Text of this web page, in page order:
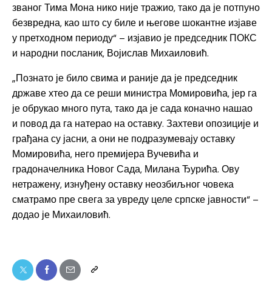
званог Тима Мона нико није тражио, тако да је потпуно
безвредна, као што су биле и његове шокантне изјаве
у претходном периоду“ – изјавио је председник ПОКС
и народни посланик, Војислав Михаиловић.
„Познато је било свима и раније да је председник
државе хтео да се реши министра Момировића, јер га
је обрукао много пута, тако да је сада коначно нашао
и повод да га натерао на оставку. Захтеви опозиције и
грађана су јасни, а они не подразумевају оставку
Момировића, него премијера Вучевића и
градоначелника Новог Сада, Милана Ђурића. Ову
нетражену, изнуђену оставку неозбиљног човека
сматрамо пре свега за увреду целе српске јавности“ –
додао је Михаиловић.